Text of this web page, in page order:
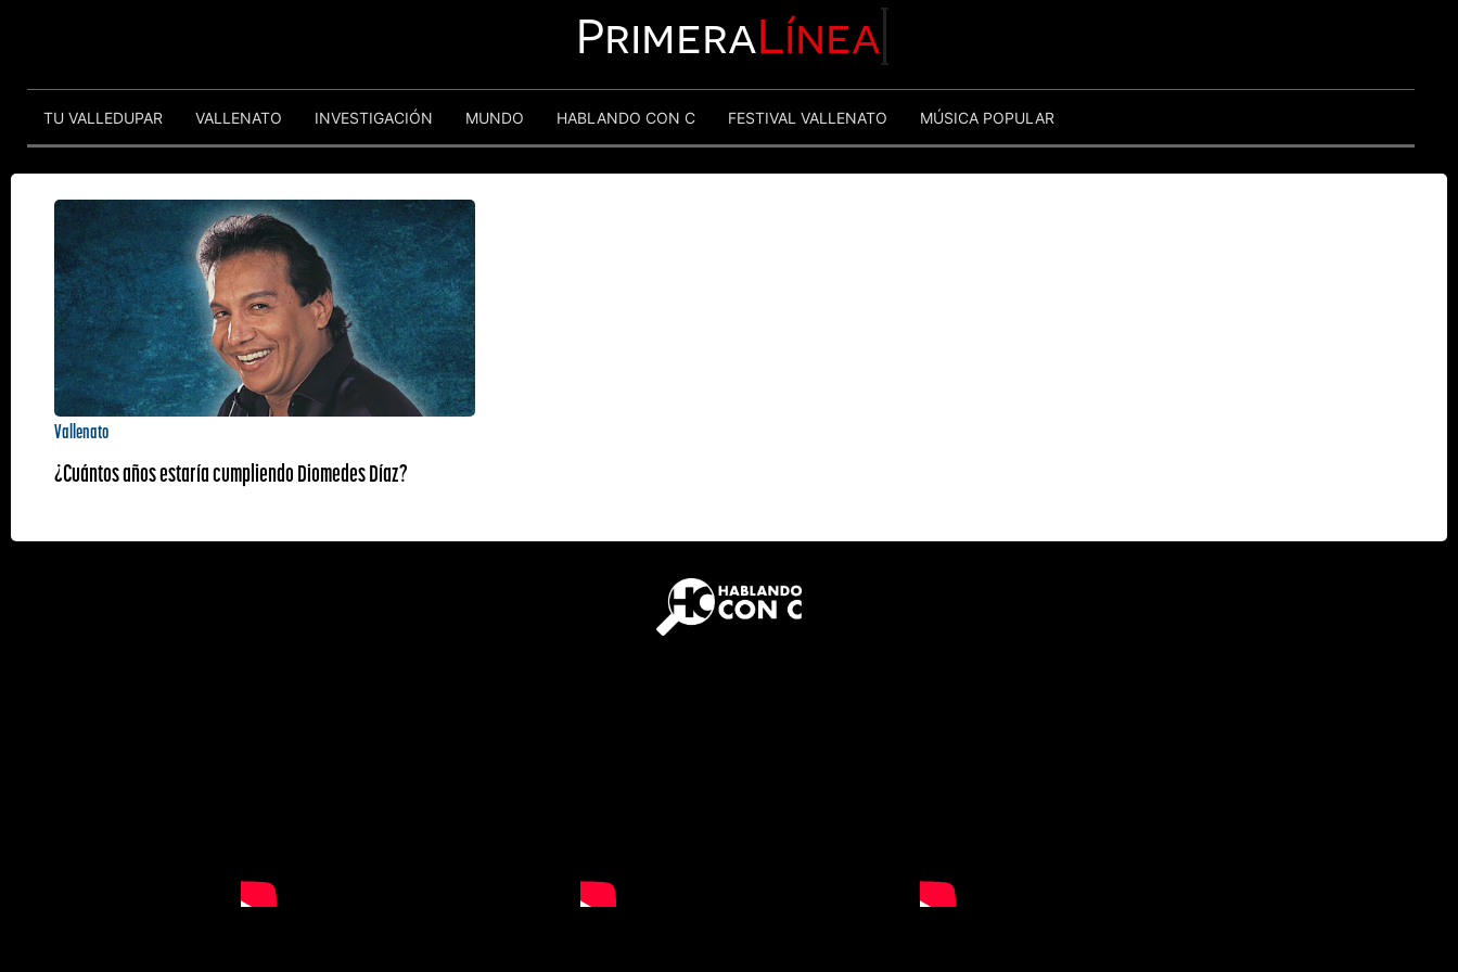
PrimeraLínea
TU VALLEDUPAR VALLENATO INVESTIGACIÓN MUNDO HABLANDO CON C FESTIVAL VALLENATO MÚSICA POPULAR
Vallenato
¿Cuántos años estaría cumpliendo Diomedes Díaz?